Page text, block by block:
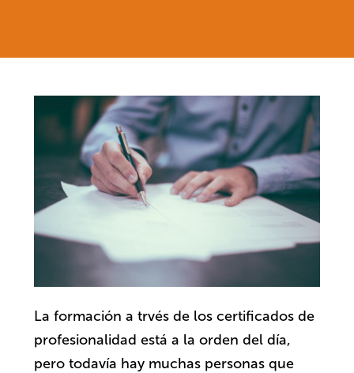
La formación a trvés de los certificados de
profesionalidad está a la orden del día,
pero todavía hay muchas personas que